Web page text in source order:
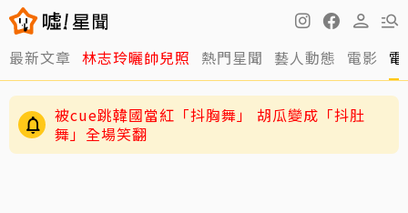
最新文章 林志玲曬帥兒照 熱門星聞 藝人動態 電影
被cue跳韓國當紅「抖胸舞」 胡瓜變成「抖肚
舞」全場笑翻